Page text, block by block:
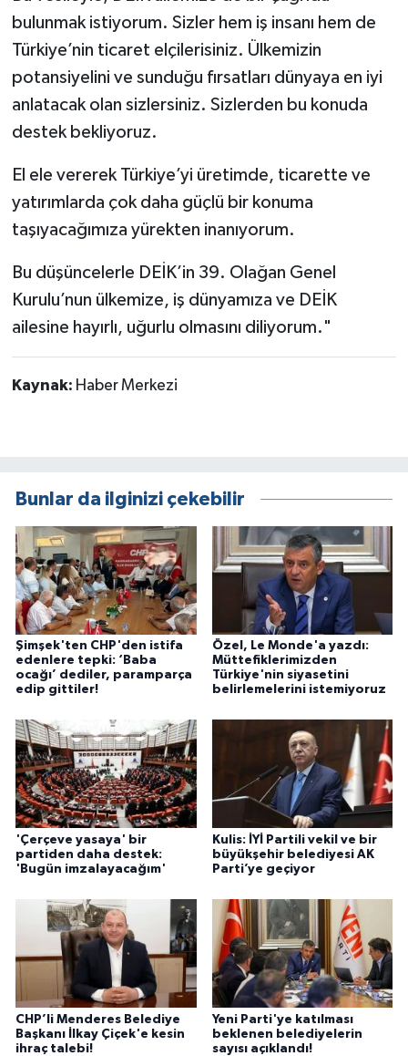
bulunmak istiyorum. Sizler hem iş insanı hem de
Türkiye’nin ticaret elçilerisiniz. Ülkemizin
potansiyelini ve sunduğu fırsatları dünyaya en iyi
anlatacak olan sizlersiniz. Sizlerden bu konuda
destek bekliyoruz.
El ele vererek Türkiye’yi üretimde, ticarette ve
yatırımlarda çok daha güçlü bir konuma
taşıyacağımıza yürekten inanıyorum.
Bu düşüncelerle DEİK’in 39. Olağan Genel
Kurulu’nun ülkemize, iş dünyamıza ve DEİK
ailesine hayırlı, uğurlu olmasını diliyorum."
Kaynak: Haber Merkezi
Bunlar da ilginizi çekebilir
Şimşek'ten CHP'den istifa
edenlere tepki: ‘Baba
ocağı’ dediler, paramparça
edip gittiler!
Özel, Le Monde'a yazdı:
Müttefiklerimizden
Türkiye'nin siyasetini
belirlemelerini istemiyoruz
'Çerçeve yasaya' bir
partiden daha destek:
'Bugün imzalayacağım'
Kulis: İYİ Partili vekil ve bir
büyükşehir belediyesi AK
Parti’ye geçiyor
CHP’li Menderes Belediye
Başkanı İlkay Çiçek'e kesin
ihraç talebi!
Yeni Parti'ye katılması
beklenen belediyelerin
sayısı açıklandı!